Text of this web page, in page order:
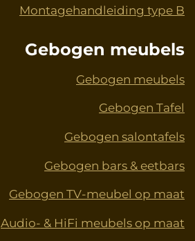
Montagehandleiding type B
Gebogen meubels
Gebogen meubels
Gebogen Tafel
Gebogen salontafels
Gebogen bars & eetbars
Gebogen TV-meubel op maat
Audio- & HiFi meubels op maat